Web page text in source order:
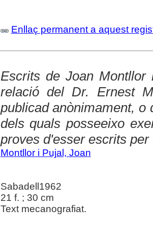
Enllaç permanent a aquest
Escrits de Joan
relació del Dr. Ernest
publicad anònimament, o
dels quals posseeixo
proves d'esser escrits per
Montllor i Pujal, Joan
Sabadell1962
21 f. ; 30 cm
Text mecanografiat.